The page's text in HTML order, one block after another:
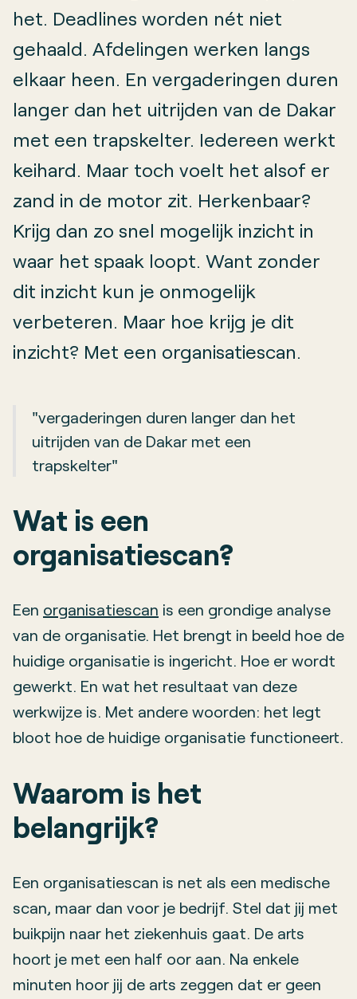
het. Deadlines worden nét niet
gehaald. Afdelingen werken langs
elkaar heen. En vergaderingen duren
langer dan het uitrijden van de Dakar
met een trapskelter. Iedereen werkt
keihard. Maar toch voelt het alsof er
zand in de motor zit. Herkenbaar?
Krijg dan zo snel mogelijk inzicht in
waar het spaak loopt. Want zonder
dit inzicht kun je onmogelijk
verbeteren. Maar hoe krijg je dit
inzicht? Met een organisatiescan.
"vergaderingen duren langer dan het
uitrijden van de Dakar met een
trapskelter"
Wat is een
organisatiescan?
Een organisatiescan is een grondige analyse
van de organisatie. Het brengt in beeld hoe de
huidige organisatie is ingericht. Hoe er wordt
gewerkt. En wat het resultaat van deze
werkwijze is. Met andere woorden: het legt
bloot hoe de huidige organisatie functioneert.
Waarom is het
belangrijk?
Een organisatiescan is net als een medische
scan, maar dan voor je bedrijf. Stel dat jij met
buikpijn naar het ziekenhuis gaat. De arts
hoort je met een half oor aan. Na enkele
minuten hoor jij de arts zeggen dat er geen